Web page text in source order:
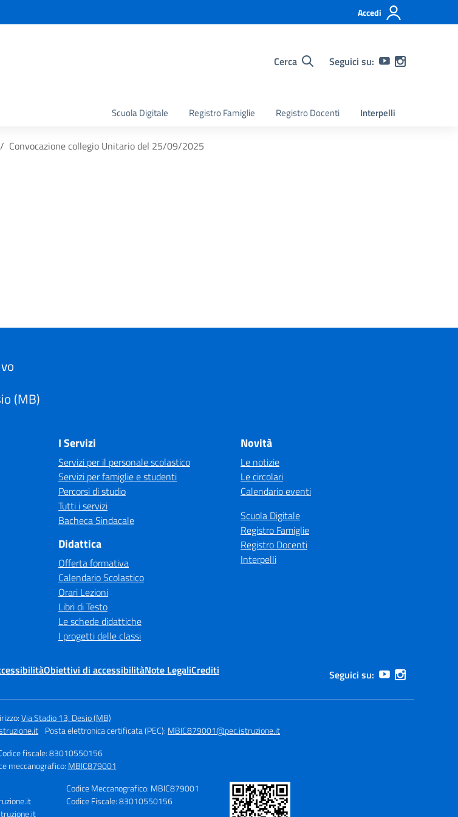
Accedi
Cerca Seguici su:
Scuola Digitale Registro Famiglie Registro Docenti Interpelli
Convocazione collegio Unitario del 25/09/2025
(MB)
I Servizi
Servizi per il personale scolastico
Servizi per famiglie e studenti
Percorsi di studio
Tutti i servizi
Bacheca Sindacale
Didattica
Offerta formativa
Calendario Scolastico
Orari Lezioni
Libri di Testo
Le schede didattiche
I progetti delle classi
Novità
Le notizie
Le circolari
Calendario eventi
Scuola Digitale
Registro Famiglie
Registro Docenti
Interpelli
Obiettivi di accessibilitàNote LegaliCrediti Seguici su:
Via Stadio 13, Desio (MB)
Posta elettronica certificata (PEC): MBIC879001@pec.istruzione.it
fiscale: 83010550156
meccanografico: MBIC879001
Codice Meccanografico: MBIC879001
Codice Fiscale: 83010550156